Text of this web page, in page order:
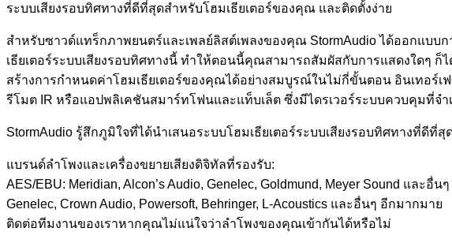
ระบบเสียงรอบทิศทางที่ดีที่สุดสำหรับโฮมเธียเตอร์ของคุณ และติดตั้งง่าย
สำหรับซาวด์แทร็กภาพยนตร์และเพลย์ลิสต์เพลงของคุณ StormAudio ได้ออกแบบ
เธียเตอร์ระบบเสียงรอบทิศทางนี้ ทำให้ตอนนี้คุณสามารถสัมผัสกับการแสดงใดๆ
สร้างการกำหนดค่าโฮมเธียเตอร์ของคุณได้อย่างสมบูรณ์ในไม่กี่ขั้นตอน อินเทอร์
รีโมต IR หรือแอปพลิเคชันสมาร์ทโฟนและแท็บเล็ต ซึ่งมีไดรเวอร์ระบบควบคุมที่จ
StormAudio รู้สึกภูมิใจที่ได้นำเสนอระบบโฮมเธียเตอร์ระบบเสียงรอบทิศทางที่ดี
แบรนด์ลำโพงและเครื่องขยายเสียงดิจิทัลที่รองรับ:
AES/EBU: Meridian, Alcon’s Audio, Genelec, Goldmund, Meyer Sound และอื่
Genelec, Crown Audio, Powersoft, Behringer, L-Acoustics และอื่นๆ อีกมากมาย
ติดต่อทีมงานของเราหากคุณไม่แน่ใจว่าลำโพงของคุณเข้ากันได้หรือไม่